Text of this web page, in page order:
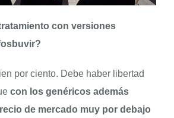
con versiones
por ciento. Debe haber libertad
con los genéricos además
de mercado muy por debajo